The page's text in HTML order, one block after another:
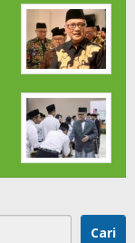
Cari